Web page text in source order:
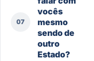
07
vocês
mesmo
sendo de
outro
Estado?